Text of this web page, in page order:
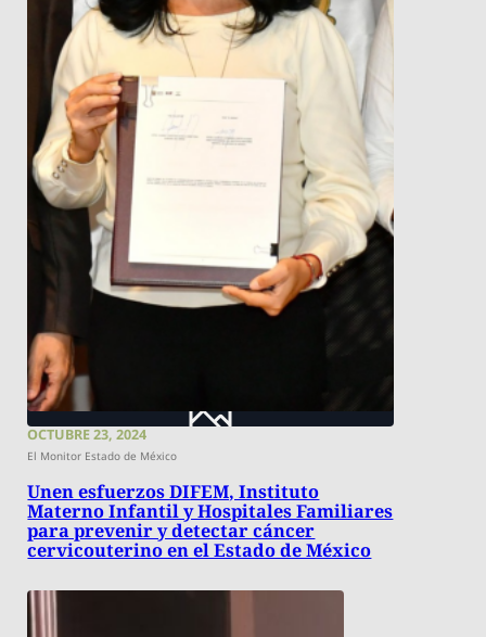
OCTUBRE 23, 2024
El Monitor Estado de México
Unen esfuerzos DIFEM, Instituto
Materno Infantil y Hospitales Familiares
para prevenir y detectar cáncer
cervicouterino en el Estado de México